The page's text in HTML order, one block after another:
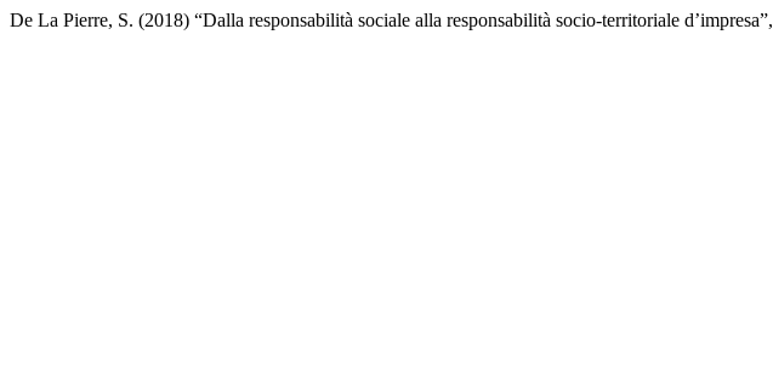
De La Pierre, S. (2018) “Dalla responsabilità sociale alla responsabilità socio-territoriale d’impresa”,